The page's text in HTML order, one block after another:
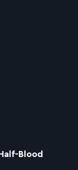
Blood